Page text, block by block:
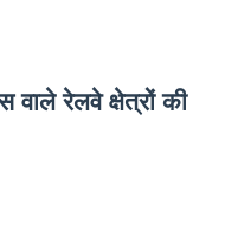
रेलवे क्षेत्रों की